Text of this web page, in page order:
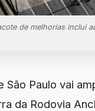
de melhorias inclui
São Paulo vai
da Rodovia